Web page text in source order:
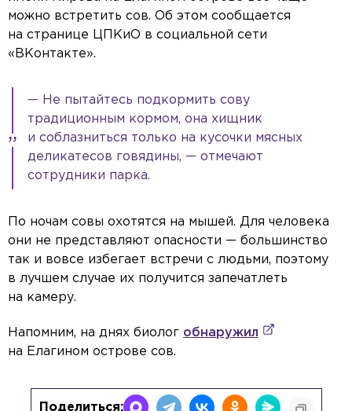
можно встретить сов. Об этом сообщается
на странице ЦПКиО в социальной сети
«ВКонтакте».
— Не пытайтесь подкормить сову
традиционным кормом, она хищник
и соблазниться только на кусочки мясных
деликатесов говядины, — отмечают
сотрудники парка.
По ночам совы охотятся на мышей. Для человека
они не представляют опасности — большинство
так и вовсе избегает встречи с людьми, поэтому
в лучшем случае их получится запечатлеть
на камеру.
Напомним, на днях биолог обнаружил
на Елагином острове сов.
Поделиться: